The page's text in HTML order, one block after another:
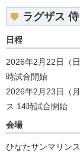
ラグザス
日程
2026年2月22日（
時試合開始
2026年2月23日（
ス 14時試合開始
会場
ひなたサンマリン